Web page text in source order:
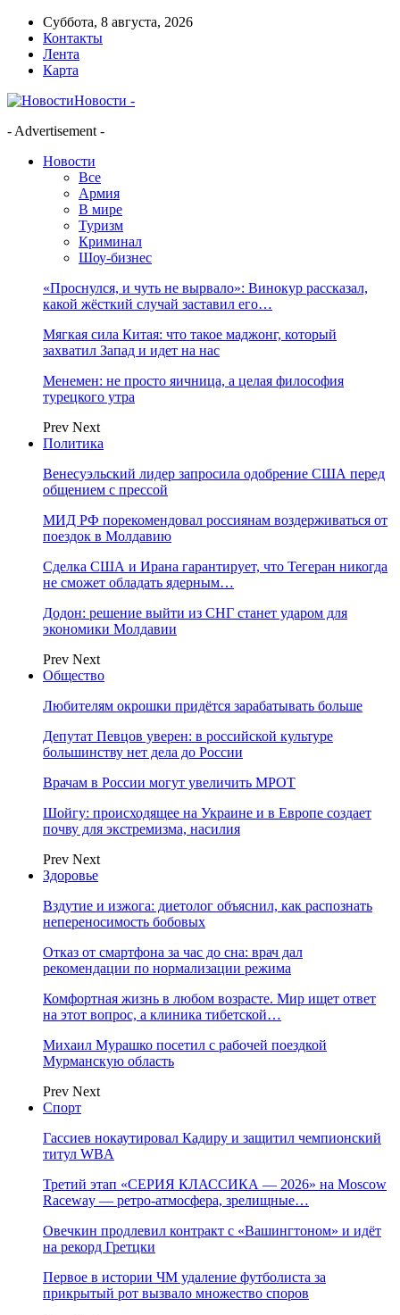
Суббота, 8 августа, 2026
Контакты
Лента
Карта
Новости -
- Advertisement -
Новости
Все
Армия
В мире
Туризм
Криминал
Шоу-бизнес
«Проснулся, и чуть не вырвало»: Винокур рассказал,
какой жёсткий случай заставил его…
Мягкая сила Китая: что такое маджонг, который
захватил Запад и идет на нас
Менемен: не просто яичница, а целая философия
турецкого утра
Prev Next
Политика
Венесуэльский лидер запросила одобрение США перед
общением с прессой
МИД РФ порекомендовал россиянам воздерживаться от
поездок в Молдавию
Сделка США и Ирана гарантирует, что Тегеран никогда
не сможет обладать ядерным…
Додон: решение выйти из СНГ станет ударом для
экономики Молдавии
Prev Next
Общество
Любителям окрошки придётся зарабатывать больше
Депутат Певцов уверен: в российской культуре
большинству нет дела до России
Врачам в России могут увеличить МРОТ
Шойгу: происходящее на Украине и в Европе создает
почву для экстремизма, насилия
Prev Next
Здоровье
Вздутие и изжога: диетолог объяснил, как распознать
непереносимость бобовых
Отказ от смартфона за час до сна: врач дал
рекомендации по нормализации режима
Комфортная жизнь в любом возрасте. Мир ищет ответ
на этот вопрос, а клиника тибетской…
Михаил Мурашко посетил с рабочей поездкой
Мурманскую область
Prev Next
Спорт
Гассиев нокаутировал Кадиру и защитил чемпионский
титул WBA
Третий этап «СЕРИЯ КЛАССИКА — 2026» на Moscow
Raceway — ретро‑атмосфера, зрелищные…
Овечкин продлевил контракт с «Вашингтоном» и идёт
на рекорд Гретцки
Первое в истории ЧМ удаление футболиста за
прикрытый рот вызвало множество споров